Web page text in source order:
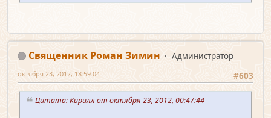
Священник Роман Зимин
Администратор
#603
октября 23, 2012, 18:59:04
Цитата: Кирилл от октября 23, 2012, 00:47:44